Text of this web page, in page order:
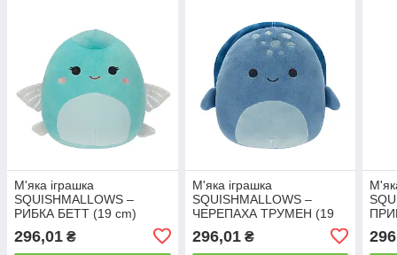
М'яка іграшка
SQUISHMALLOWS –
РИБКА БЕТТ (19 cm)
296,01 ₴
М'яка іграшка
SQUISHMALLOWS –
ЧЕРЕПАХА ТРУМЕН (19
296,01₴